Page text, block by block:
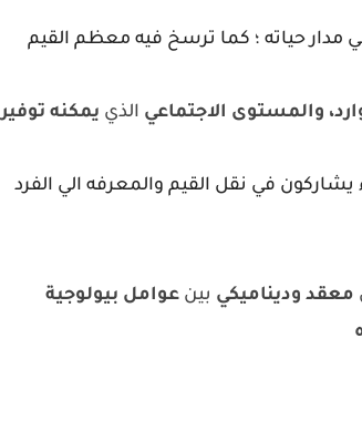
مدار حياته ؛ كما ترسخ فيه معظم القيم
والمستوى الاجتماعي الذي يمكنه توفير
يشاركون في نقل القيم والمعرفه الي الفرد
معقد وديناميكي بين عوامل بيولوجية